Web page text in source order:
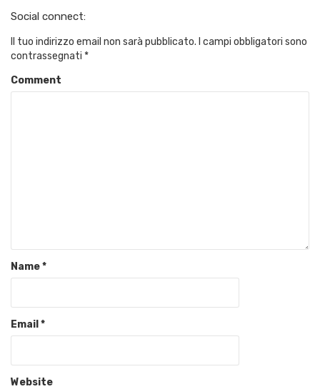
Social connect:
Il tuo indirizzo email non sarà pubblicato. I campi obbligatori sono
contrassegnati *
Comment
Name*
Email *
Website